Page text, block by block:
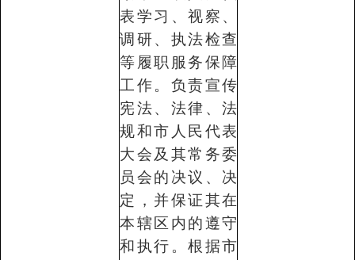
表学习、视察、
调研、执法检查
等履职服务保障
工作。负责宣传
宪法、法律、法
规和市人民代表
大会及其常务委
员会的决议、决
定，并保证其在
本辖区内的遵守
和执行。根据市